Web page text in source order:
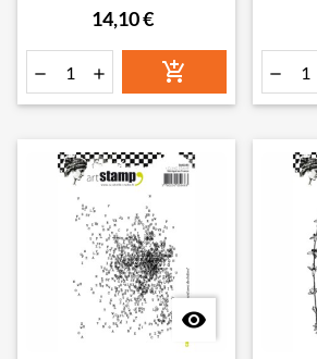
14,10 €
   
